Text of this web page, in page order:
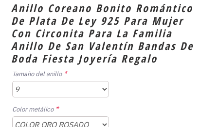
Anillo Coreano Bonito Romántico
De Plata De Ley 925 Para Mujer
Con Circonita Para La Familia
Anillo De San Valentín Bandas De
Boda Fiesta Joyería Regalo
Tamaño del anillo
Color metálico